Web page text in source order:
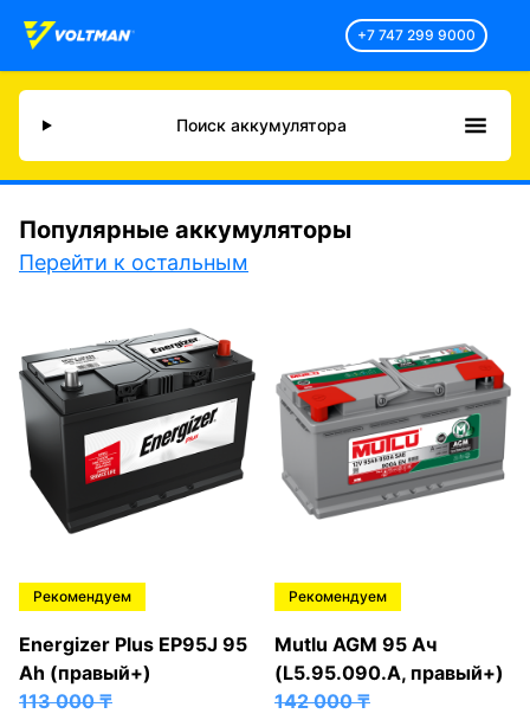
+7 747 299 9000
Поиск аккумулятора
Популярные аккумуляторы
Перейти к остальным
Рекомендуем
Energizer Plus EP95J 95
Ah (правый+)
113 000₸
Рекомендуем
Mutlu AGM 95 Ач
(L5.95.090.A, правый+)
142 000₸